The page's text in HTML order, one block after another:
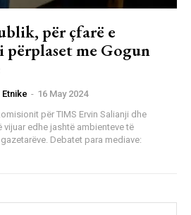
për çfarë e
përplaset me Gogun
- 16 May 2024
për TIMS Ervin Salianji dhe
vijuar edhe jashtë ambienteve të
para mediave: